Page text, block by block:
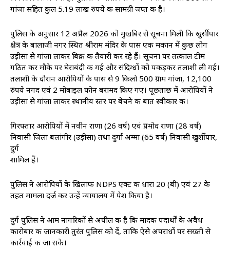
गांजा सहित कुल 5.19 लाख रुपये की सामग्री जप्त की है।
पुलिस के अनुसार 12 अप्रैल 2026 को मुखबिर से सूचना मिली कि खुर्सीपार
क्षेत्र के बालाजी नगर स्थित श्रीराम मंदिर के पास एक मकान में कुछ लोग
उड़ीसा से गांजा लाकर बिक्री की तैयारी कर रहे हैं। सूचना पर तत्काल टीम
गठित कर मौके पर घेराबंदी की गई और संदिग्धों को पकड़कर तलाशी ली गई।
तलाशी के दौरान आरोपियों के पास से 9 किलो 500 ग्राम गांजा, 12,100
रुपये नगद एवं 2 मोबाइल फोन बरामद किए गए। पूछताछ में आरोपियों ने
उड़ीसा से गांजा लाकर स्थानीय स्तर पर बेचने की बात स्वीकार की।
गिरफ्तार आरोपियों में नवीन राणा (26 वर्ष) एवं प्रमोद राणा (28 वर्ष)
निवासी जिला बलांगीर (उड़ीसा) तथा दुर्गा अम्मा (65 वर्ष) निवासी खुर्शीपार,
दुर्ग
शामिल हैं।
पुलिस ने आरोपियों के खिलाफ NDPS एक्ट की धारा 20 (बी) एवं 27 के
तहत मामला दर्ज कर उन्हें न्यायालय में पेश किया है।
दुर्ग पुलिस ने आम नागरिकों से अपील की है कि मादक पदार्थों के अवैध
कारोबार की जानकारी तुरंत पुलिस को दें, ताकि ऐसे अपराधों पर सख्ती से
कार्रवाई की जा सके।